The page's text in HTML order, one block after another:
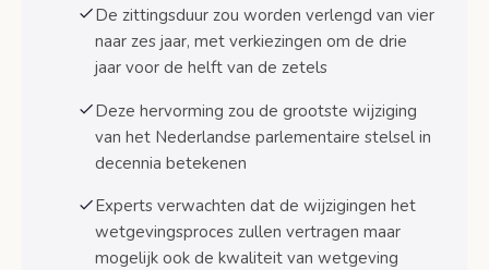
Frankrijk: Beperkte Sénat
Gevolgen voor het Nederlandse parlementaire
systeem
Invloed op wetgevingsproces
De zittingsduur zou worden verlengd van vier
naar zes jaar, met verkiezingen om de drie
jaar voor de helft van de zetels
Deze hervorming zou de grootste wijziging
van het Nederlandse parlementaire stelsel in
decennia betekenen
Experts verwachten dat de wijzigingen het
wetgevingsproces zullen vertragen maar
mogelijk ook de kwaliteit van wetgeving